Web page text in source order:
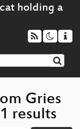
Gries
results